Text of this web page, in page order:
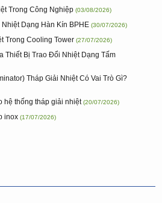
Trong Công Nghiệp(03/08/2026)
Dạng Hàn Kín BPHE(30/07/2026)
Trong Cooling Tower(27/07/2026)
Thiết Bị Trao Đổi Nhiệt Dạng Tấm
Tháp Giải Nhiệt Có Vai Trò Gì?
hệ thống tháp giải nhiệt(20/07/2026)
inox(17/07/2026)